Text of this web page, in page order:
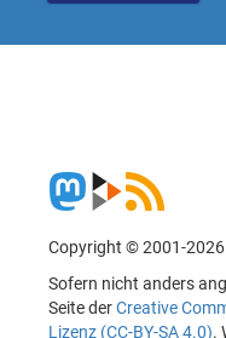
Copyright © 2001-2026
Sofern nicht anders
Seite derCreative
Lizenz (CC-BY-SA 4.0).